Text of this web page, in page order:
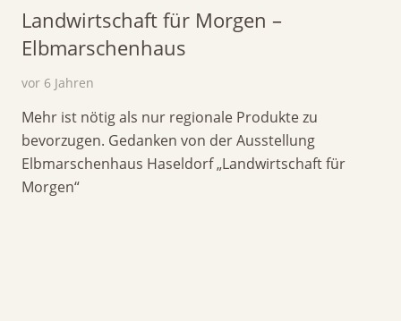
Landwirtschaft für Morgen –
Elbmarschenhaus
vor 6 Jahren
Mehr ist nötig als nur regionale Produkte zu
bevorzugen. Gedanken von der Ausstellung
Elbmarschenhaus Haseldorf „Landwirtschaft für
Morgen“